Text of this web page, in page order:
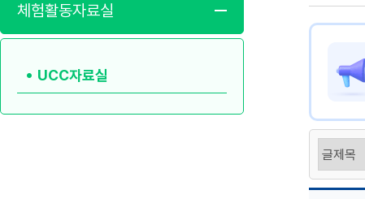
체험활동자료실
UCC자료실